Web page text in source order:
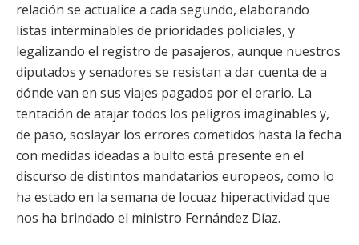
relación se actualice a cada segundo, elaborando
listas interminables de prioridades policiales, y
legalizando el registro de pasajeros, aunque nuestros
diputados y senadores se resistan a dar cuenta de a
dónde van en sus viajes pagados por el erario. La
tentación de atajar todos los peligros imaginables y,
de paso, soslayar los errores cometidos hasta la fecha
con medidas ideadas a bulto está presente en el
discurso de distintos mandatarios europeos, como lo
ha estado en la semana de locuaz hiperactividad que
nos ha brindado el ministro Fernández Díaz.